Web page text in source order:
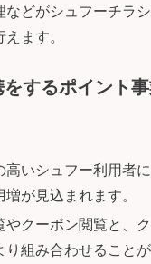
などがシュフーチラ
ます。
するポイント
高いシュフー利用者
が見込まれます。
やクーポン閲覧と、
り組み合わせること